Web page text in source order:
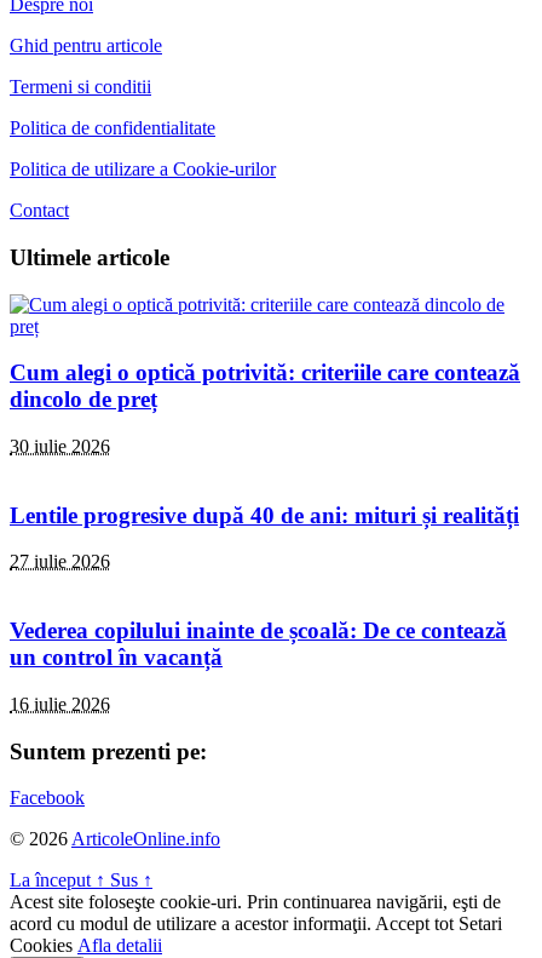
Despre noi
Ghid pentru articole
Termeni si conditii
Politica de confidentialitate
Politica de utilizare a Cookie-urilor
Contact
Ultimele articole
Cum alegi o optică potrivită: criteriile care contează
dincolo de preț
30 iulie 2026
Lentile progresive după 40 de ani: mituri și realități
27 iulie 2026
Vederea copilului inainte de școală: De ce contează
un control în vacanță
16 iulie 2026
Suntem prezenti pe:
Facebook
© 2026 ArticoleOnline.info
La început ↑ Sus ↑
Acest site foloseşte cookie-uri. Prin continuarea navigării, eşti de
acord cu modul de utilizare a acestor informaţii. Accept tot Setari
Cookies Afla detalii